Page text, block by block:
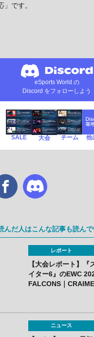
」です。
eSports World の
Discord をフォローしよう
SALE 大会 チーム 他
んだ人はこんな記事も読ん
レポート
【大会レポート】『
イター6』のEWC
FALCONS｜
ニュース